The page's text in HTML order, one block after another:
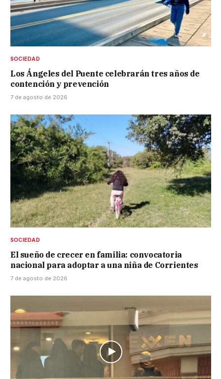
SOCIEDAD
Los Ángeles del Puente celebrarán tres años de
contención y prevención
7 de agosto de 2026
SOCIEDAD
El sueño de crecer en familia: convocatoria
nacional para adoptar a una niña de Corrientes
7 de agosto de 2026